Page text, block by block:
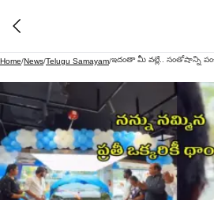
Home/News/Telugu Samayam/ఇదంతా మీ వల్లే.. సంతోషాన్ని